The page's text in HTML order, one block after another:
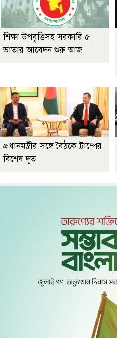
শিক্ষা উপবৃত্তিসহ সরকারি ৫
ভাতার আবেদন শুরু আজ
প্রধানমন্ত্রীর সঙ্গে বৈঠকে ট্রাম্পের
বিশেষ দূত